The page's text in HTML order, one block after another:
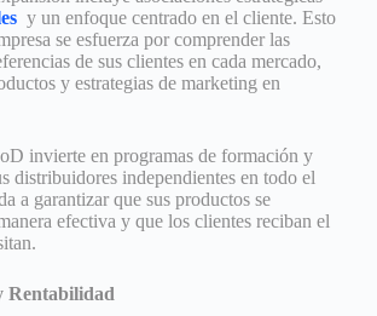
y un enfoque centrado en el cliente. Esto
se esfuerza por comprender las
de sus clientes en cada mercado,
y estrategias de marketing en
invierte en programas de formación y
distribuidores independientes en todo el
a garantizar que sus productos se
efectiva y que los clientes reciban el
Rentabilidad